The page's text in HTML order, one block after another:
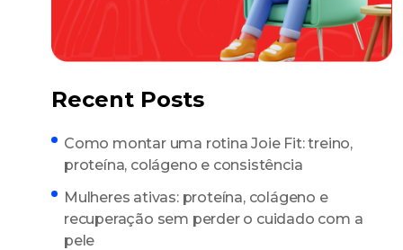
Recent Posts
Como montar uma rotina Joie Fit: treino,
proteína, colágeno e consistência
Mulheres ativas: proteína, colágeno e
recuperação sem perder o cuidado com a
pele